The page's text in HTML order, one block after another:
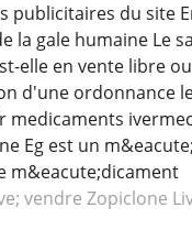
publicitaires du site
gale humaine Le
elle en vente libre
d'une ordonnance
Eg est un
m&eacute;dicament
vendre Zopiclone